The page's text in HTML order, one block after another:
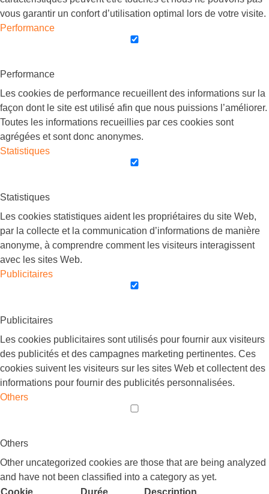
vous garantir un confort d’utilisation optimal lors de votre visite.
Performance
Performance
Les cookies de performance recueillent des informations sur la
façon dont le site est utilisé afin que nous puissions l’améliorer.
Toutes les informations recueillies par ces cookies sont
agrégées et sont donc anonymes.
Statistiques
Statistiques
Les cookies statistiques aident les propriétaires du site Web,
par la collecte et la communication d’informations de manière
anonyme, à comprendre comment les visiteurs interagissent
avec les sites Web.
Publicitaires
Publicitaires
Les cookies publicitaires sont utilisés pour fournir aux visiteurs
des publicités et des campagnes marketing pertinentes. Ces
cookies suivent les visiteurs sur les sites Web et collectent des
informations pour fournir des publicités personnalisées.
Others
Others
Other uncategorized cookies are those that are being analyzed
and have not been classified into a category as yet.
Cookie
Durée Description